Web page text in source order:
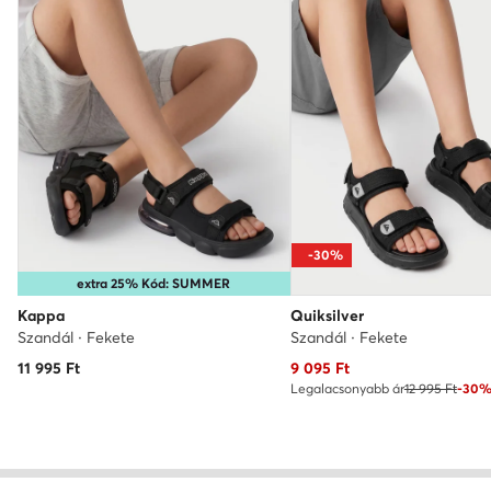
extra 25% Kód: SUMMER
Kappa
Szandál · Fekete
11 995 Ft
-30%
Quiksilver
Szandál · Fekete
Aktuális ár
9 095 Ft
Legalacsonyabb ár12 995 Ft-30%